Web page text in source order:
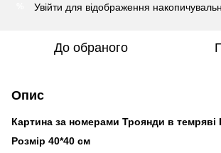
Увійти для відображення
До обраного
Опис
Картина за номерами Троянди в темряві
Розмір 40*40 см